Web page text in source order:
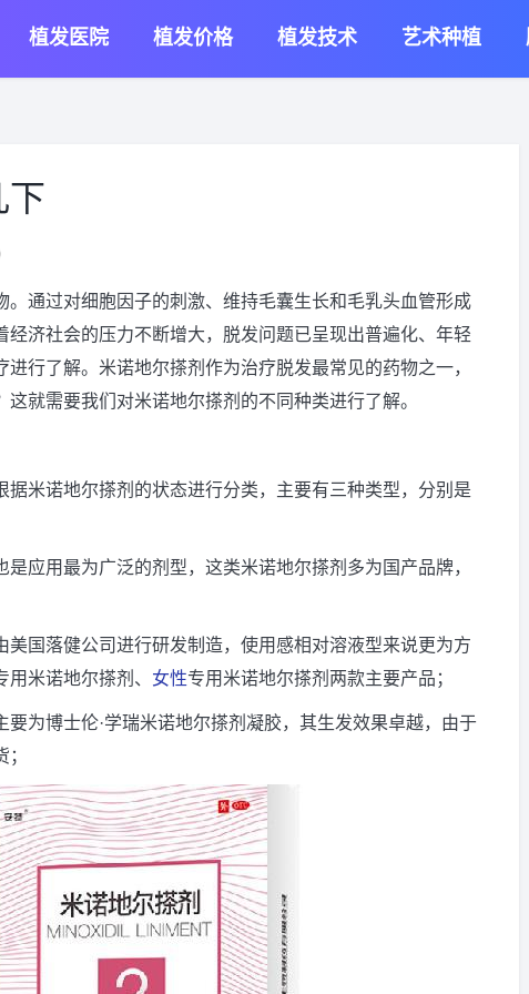
植发医院 植发价格 植发技术 艺术种植
下
。通过对细胞因子的刺激、维持毛囊生长和毛乳头血管形成
济社会的压力不断增大，脱发问题已呈现出普遍化、年轻
行了解。米诺地尔搽剂作为治疗脱发最常见的药物之一，
就需要我们对米诺地尔搽剂的不同种类进行了解。
米诺地尔搽剂的状态进行分类，主要有三种类型，分别是
应用最为广泛的剂型，这类米诺地尔搽剂多为国产品牌，
国落健公司进行研发制造，使用感相对溶液型来说更为方
米诺地尔搽剂、 女性专用米诺地尔搽剂两款主要产品；
为博士伦·学瑞米诺地尔搽剂凝胶，其生发效果卓越，由于